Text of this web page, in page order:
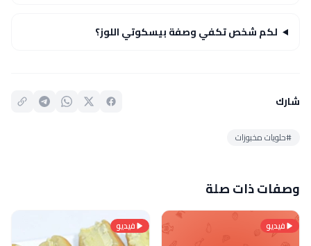
لكم شخص تكفي وصفة بيسكوتي اللوز؟
شارك
#حلويات مخبوزات
وصفات ذات صلة
فيديو فيديو